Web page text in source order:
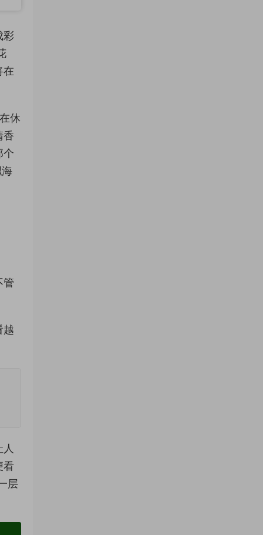
彩
在
休
香
个
管
越
看
层